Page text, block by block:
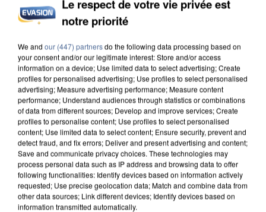
MAFIA INTERPELLÉ EN ALGÉRIE
Le respect de votre vie privée est
notre priorité
We and our (447) partnersdo the following data processing based on
your consent and/or our legitimate interest: Store and/or access
information on a device; Use limited data to select advertising; Create
profiles for personalised advertising; Use profiles to select personalised
advertising; Measure advertising performance; Measure content
performance; Understand audiences through statistics or combinations
of data from different sources; Develop and improve services; Create
profiles to personalise content; Use profiles to select personalised
content; Use limited data to select content; Ensure security, prevent and
detect fraud, and fix errors; Deliver and present advertising and content;
Save and communicate privacy choices. These technologies may
process personal data such as IP address and browsing data to offer
following functionalities: Identify devices based on information actively
requested; Use precise geolocation data; Match and combine data from
other data sources; Link different devices; Identify devices based on
information transmitted automatically.